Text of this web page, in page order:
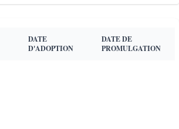
DATE
D'ADOPTION
DATE DE
PROMULGATION